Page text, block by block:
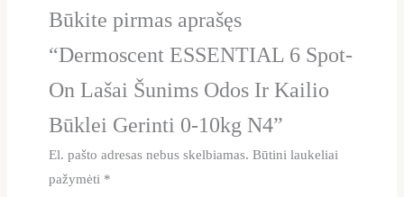
Būkite pirmas aprašęs
“Dermoscent ESSENTIAL 6 Spot-
On Lašai Šunims Odos Ir Kailio
Būklei Gerinti 0-10kg N4”
El. pašto adresas nebus skelbiamas. Būtini laukeliai
pažymėti *